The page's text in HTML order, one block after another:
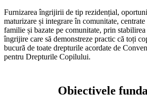
Furnizarea îngrijirii de tip rezidențial,
maturizare și integrare în comunitate,
familie și bazate pe comunitate, prin stabilirea
îngrijire care să demonstreze practic că toți
bucură de toate drepturile acordate de
pentru Drepturile Copilului.
Obiectivele